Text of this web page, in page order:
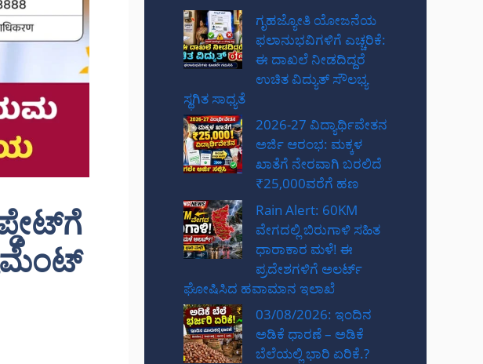
ಗೃಹಜ್ಯೋತಿ ಯೋಜನೆಯ
ಫಲಾನುಭವಿಗಳಿಗೆ ಎಚ್ಚರಿಕೆ:
ಈ ದಾಖಲೆ ನೀಡದಿದ್ದರೆ
ಉಚಿತ ವಿದ್ಯುತ್ ಸೌಲಭ್ಯ
ಸ್ಥಗಿತ ಸಾಧ್ಯತೆ
2026-27 ವಿದ್ಯಾರ್ಥಿವೇತನ
ಅರ್ಜಿ ಆರಂಭ: ಮಕ್ಕಳ
ಖಾತೆಗೆ ನೇರವಾಗಿ ಬರಲಿದೆ
₹25,000ವರೆಗೆ ಹಣ
Rain Alert: 60KM
ವೇಗದಲ್ಲಿ ಬಿರುಗಾಳಿ ಸಹಿತ
ಧಾರಾಕಾರ ಮಳೆ! ಈ
ಪ್ರದೇಶಗಳಿಗೆ ಅಲರ್ಟ್
ಘೋಷಿಸಿದ ಹವಾಮಾನ ಇಲಾಖೆ
03/08/2026: ಇಂದಿನ
ಅಡಿಕೆ ಧಾರಣೆ – ಅಡಿಕೆ
ಬೆಲೆಯಲ್ಲಿ ಭಾರಿ ಏರಿಕೆ.?